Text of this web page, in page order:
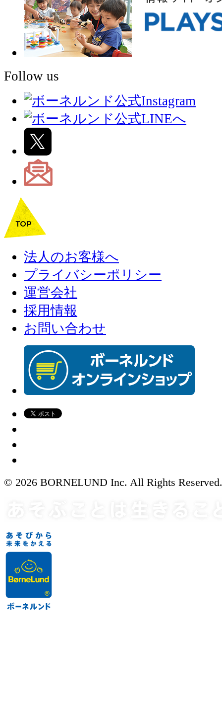
Follow us
法人のお客様へ
プライバシーポリシー
運営会社
採用情報
お問い合わせ
© 2026 BORNELUND Inc. All Rights Reserved.